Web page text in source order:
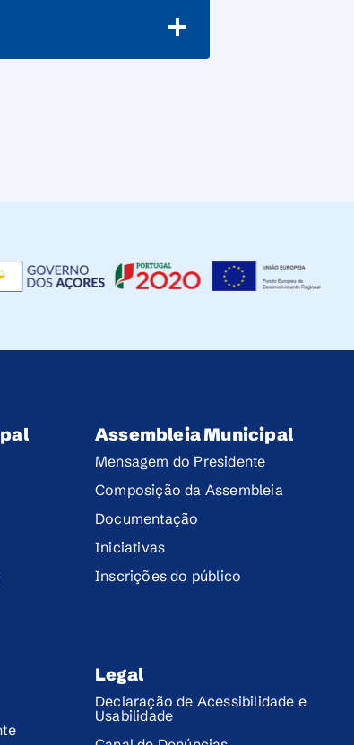
Assembleia Municipal
Mensagem do Presidente
Composição da Assembleia
Documentação
Iniciativas
Inscrições do público
Legal
Declaração de Acessibilidade e
Usabilidade